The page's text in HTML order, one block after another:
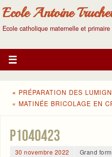
Ecole Antoine
Ecole catholique maternelle et
« PRÉPARATION DES
« MATINÉE BRICOLAGE EN
P1040423
30 novembre 2022 Grand